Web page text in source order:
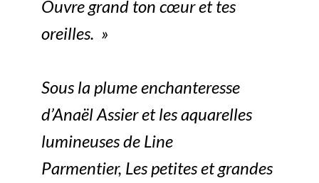
Ouvre grand ton cœur et tes
oreilles. »
Sous la plume enchanteresse
d’Anaël Assier et les aquarelles
lumineuses de Line
Parmentier, Les petites et grandes